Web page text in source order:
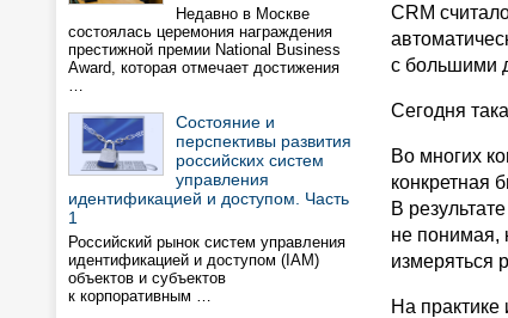
Недавно в Москве
состоялась церемония награждения
престижной премии National Business
Award, которая отмечает достижения
…
Состояние и
перспективы развития
российских систем
управления
идентификацией и доступом. Часть
1
Российский рынок систем управления
идентификацией и доступом (IAM)
объектов и субъектов
к корпоративным …
CRM
с большими
Сегодня
Во многих
конкретная
В
не понимая,
измеряться
На практике